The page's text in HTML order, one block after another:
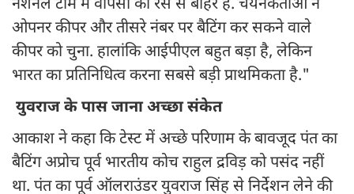
नेशनल टीम में वापसी की रेस से बाहर हैं. चयनकर्ताओं ने
ओपनर कीपर और तीसरे नंबर पर बैटिंग कर सकने वाले
कीपर को चुना. हालांकि आईपीएल बहुत बड़ा है, लेकिन
भारत का प्रतिनिधित्व करना सबसे बड़ी प्राथमिकता है."
युवराज के पास जाना अच्छा संकेत
आकाश ने कहा कि टेस्ट में अच्छे परिणाम के बावजूद पंत का
बैटिंग अप्रोच पूर्व भारतीय कोच राहुल द्रविड़ को पसंद नहीं
था. पंत का पूर्व ऑलराउंडर युवराज सिंह से निर्देशन लेने की